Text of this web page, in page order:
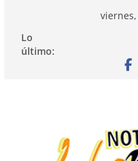
contenido
Lo
último: